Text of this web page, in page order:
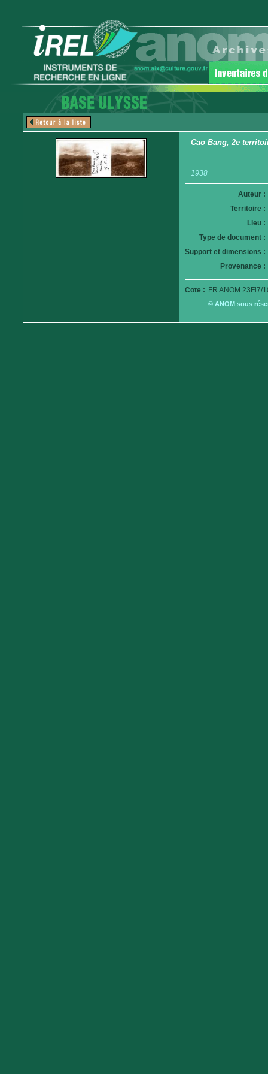
Cao Bang, 2e
1938
Auteur :
Territoire :
Lieu :
Type de document :
Support et dimensions :
Provenance :
Cote : FR ANOM 23Fi7/
© ANOM sous